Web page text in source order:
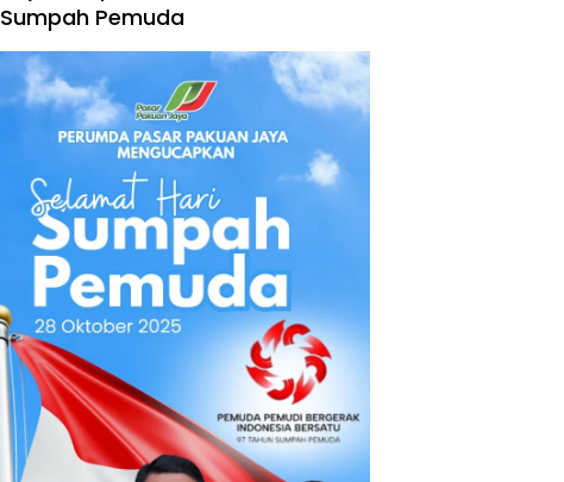
Sumpah Pemuda